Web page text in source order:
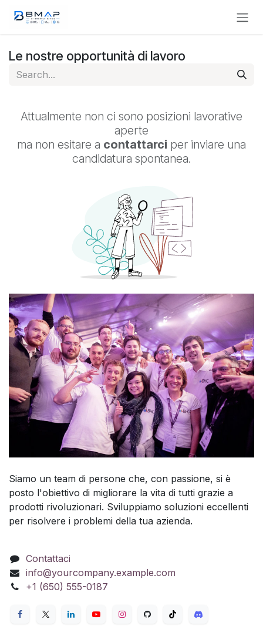
Le nostre opportunità di lavoro
Attualmente non ci sono posizioni lavorative
aperte
ma non esitare a contattarci per inviare una
candidatura spontanea.
Siamo un team di persone che, con passione, si è
posto l'obiettivo di migliorare la vita di tutti grazie a
prodotti rivoluzionari. Sviluppiamo soluzioni eccellenti
per risolvere i problemi della tua azienda.
Contattaci
info@yourcompany.example.com
+1 (650) 555-0187